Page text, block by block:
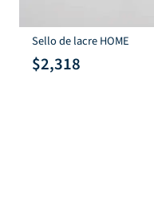
Sello de lacre HOME
$2,318